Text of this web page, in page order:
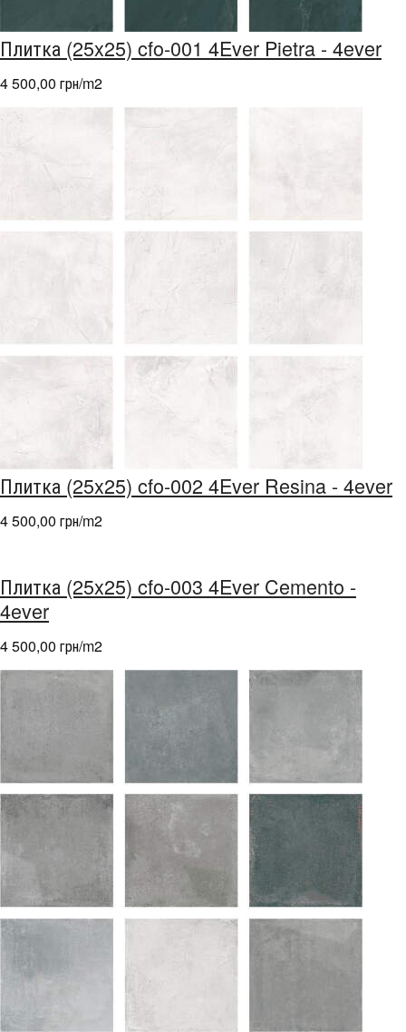
Плитка (25x25) cfo-001 4Ever Pietra - 4ever
4 500,00 грн/m2
Плитка (25x25) cfo-002 4Ever Resina - 4ever
4 500,00 грн/m2
Плитка (25x25) cfo-003 4Ever Cemento -
4ever
4 500,00 грн/m2